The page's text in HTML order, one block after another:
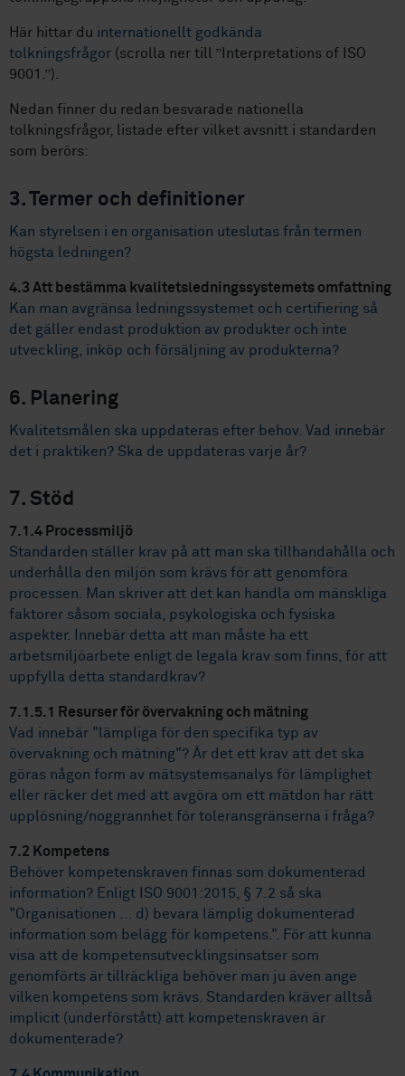
Här hittar du internationellt godkända
tolkningsfrågor (scrolla ner till ”Interpretations of ISO
9001.”).
Nedan finner du redan besvarade nationella
tolkningsfrågor, listade efter vilket avsnitt i standarden
som berörs:
3. Termer och definitioner
Kan styrelsen i en organisation uteslutas från termen
högsta ledningen?
4.3 Att bestämma kvalitetsledningssystemets omfattning
Kan man avgränsa ledningssystemet och certifiering så
det gäller endast produktion av produkter och inte
utveckling, inköp och försäljning av produkterna?
6. Planering
Kvalitetsmålen ska uppdateras efter behov. Vad innebär
det i praktiken? Ska de uppdateras varje år?
7. Stöd
7.1.4 Processmiljö
Standarden ställer krav på att man ska tillhandahålla och
underhålla den miljön som krävs för att genomföra
processen. Man skriver att det kan handla om mänskliga
faktorer såsom sociala, psykologiska och fysiska
aspekter. Innebär detta att man måste ha ett
arbetsmiljöarbete enligt de legala krav som finns, för att
uppfylla detta standardkrav?
7.1.5.1 Resurser för övervakning och mätning
Vad innebär "lämpliga för den specifika typ av
övervakning och mätning"? Är det ett krav att det ska
göras någon form av mätsystemsanalys för lämplighet
eller räcker det med att avgöra om ett mätdon har rätt
upplösning/noggrannhet för toleransgränserna i fråga?
7.2 Kompetens
Behöver kompetenskraven finnas som dokumenterad
information? Enligt ISO 9001:2015, § 7.2 så ska
"Organisationen ... d) bevara lämplig dokumenterad
information som belägg för kompetens.". För att kunna
visa att de kompetensutvecklingsinsatser som
genomförts är tillräckliga behöver man ju även ange
vilken kompetens som krävs. Standarden kräver alltså
implicit (underförstått) att kompetenskraven är
dokumenterade?